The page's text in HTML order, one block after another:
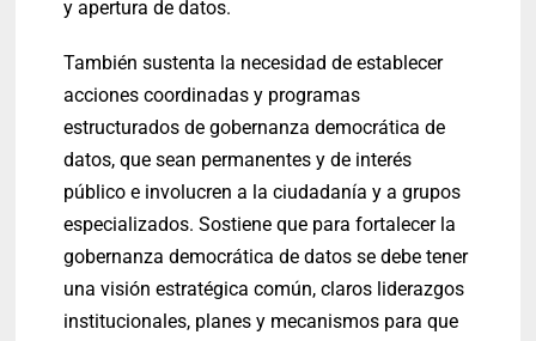
y apertura de datos.
También sustenta la necesidad de establecer
acciones coordinadas y programas
estructurados de gobernanza democrática de
datos, que sean permanentes y de interés
público e involucren a la ciudadanía y a grupos
especializados. Sostiene que para fortalecer la
gobernanza democrática de datos se debe tener
una visión estratégica común, claros liderazgos
institucionales, planes y mecanismos para que